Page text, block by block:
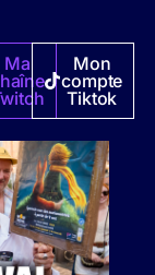
Ma
Mon
compte
Tiktok